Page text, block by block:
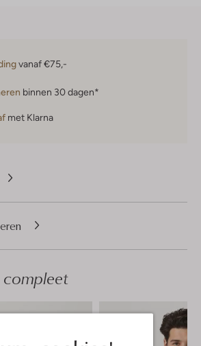
vanaf €75,-
binnen 30 dagen*
met Klarna